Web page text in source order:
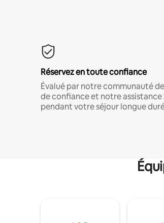
Réservez en toute confiance
Évalué par notre communauté
de confiance et notre
pendant votre séjour longue